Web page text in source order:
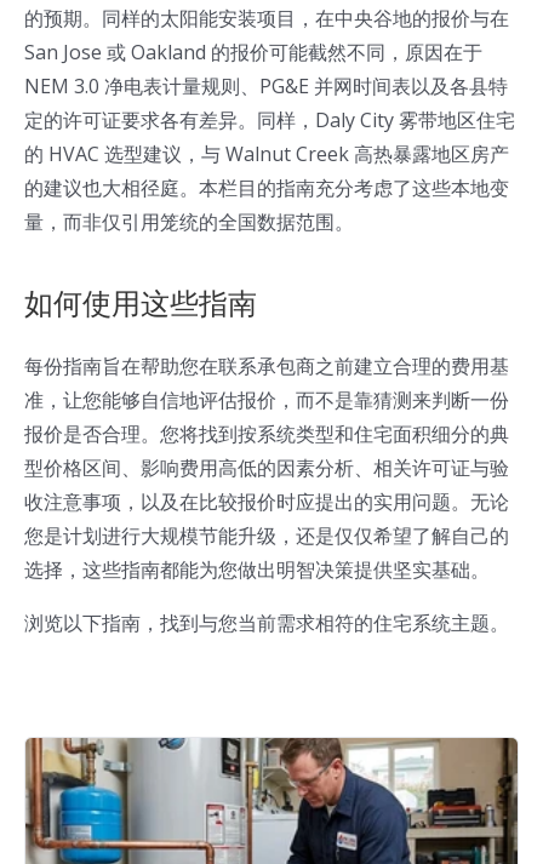
的预期。同样的太阳能安装项目，在中央谷地的报价与在
San Jose 或 Oakland 的报价可能截然不同，原因在于
NEM 3.0 净电表计量规则、PG&E 并网时间表以及各县特
定的许可证要求各有差异。同样，Daly City 雾带地区住宅
的 HVAC 选型建议，与 Walnut Creek 高热暴露地区房产
的建议也大相径庭。本栏目的指南充分考虑了这些本地变
量，而非仅引用笼统的全国数据范围。
如何使用这些指南
每份指南旨在帮助您在联系承包商之前建立合理的费用基
准，让您能够自信地评估报价，而不是靠猜测来判断一份
报价是否合理。您将找到按系统类型和住宅面积细分的典
型价格区间、影响费用高低的因素分析、相关许可证与验
收注意事项，以及在比较报价时应提出的实用问题。无论
您是计划进行大规模节能升级，还是仅仅希望了解自己的
选择，这些指南都能为您做出明智决策提供坚实基础。
浏览以下指南，找到与您当前需求相符的住宅系统主题。